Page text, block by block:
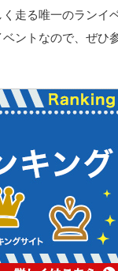
走る唯一のランイ
ントなので、ぜひ